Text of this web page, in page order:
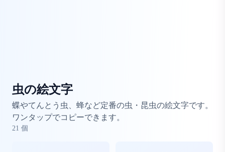
虫の絵文字
蝶やてんとう虫、蜂など定番の虫・昆虫の絵文字です。
ワンタップでコピーできます。
21 個